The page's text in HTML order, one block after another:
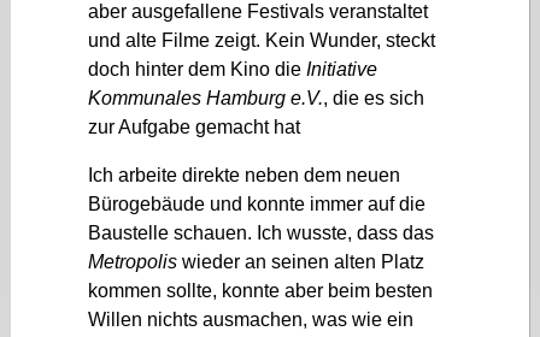
aber ausgefallene Festivals veranstaltet
und alte Filme zeigt. Kein Wunder, steckt
doch hinter dem Kino die Initiative
Kommunales Hamburg e.V., die es sich
zur Aufgabe gemacht hat
Ich arbeite direkte neben dem neuen
Bürogebäude und konnte immer auf die
Baustelle schauen. Ich wusste, dass das
Metropoliswieder an seinen alten Platz
kommen sollte, konnte aber beim besten
Willen nichts ausmachen, was wie ein